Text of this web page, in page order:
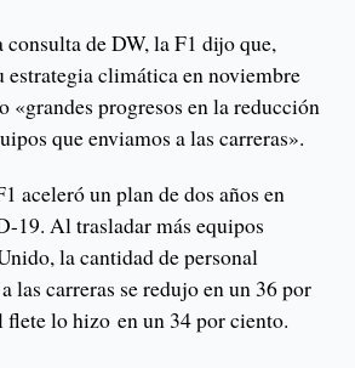
consulta de DW, la F1 dijo que,
estrategia climática en noviembre
«grandes progresos en la reducción
que enviamos a las carreras».
aceleró un plan de dos años en
19. Al trasladar más equipos
la cantidad de personal
las carreras se redujo en un 36 por
lo hizo en un 34 por ciento.